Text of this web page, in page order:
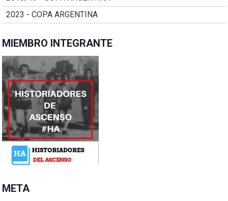
2023 - COPA ARGENTINA
MIEMBRO INTEGRANTE
META